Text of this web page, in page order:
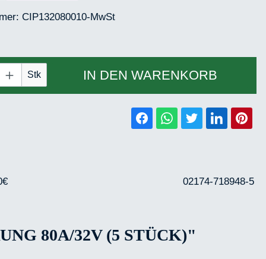
CIP132080010-MwSt
Gib den gewünschten Wert ein
Stk IN DEN WARENKORB
02174-718948-5
80A/32V (5 STÜCK)"